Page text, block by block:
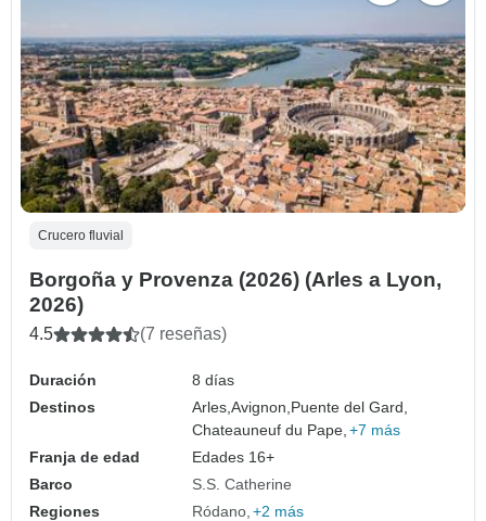
Crucero fluvial
Borgoña y Provenza (2026) (Arles a Lyon,
2026)
4.5 (7 reseñas)
Duración
8 días
Destinos
Arles,Avignon, Puente del Gard,
Chateauneuf du Pape, +7 más
Franja de edad
Edades 16+
Barco
S.S. Catherine
Regiones
Ródano +2 más